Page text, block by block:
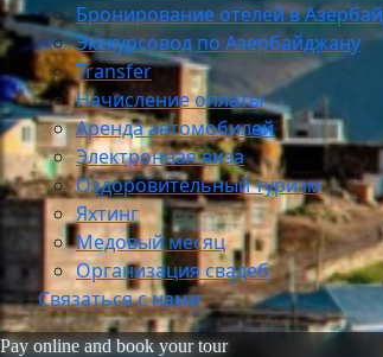
Бронирование отелей в
Экскурсовод по Азербайджану
Transfer
Начисление оплаты
Аренда автомобилей
Электронная виза
Оздоровительный туризм
Яхтинг
Медовый месяц
Организация свадеб
Связаться с нами
Pay online and book your tour